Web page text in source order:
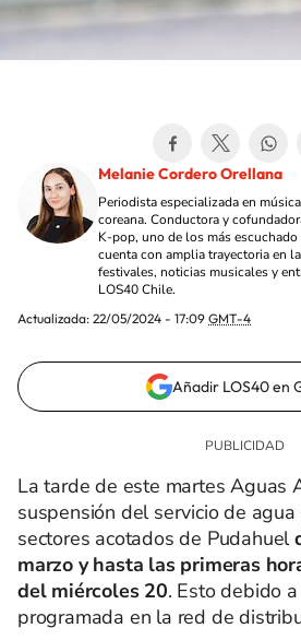
Melanie Cordero Orellana
Periodista especializada en
coreana. Conductora y
K-pop, uno de los más
cuenta con amplia trayectoria en
festivales, noticias musicales y
LOS40 Chile.
Actualizada: 22/05/2024 - 17:09 GMT-4
Añadir LOS40 en
La tarde de este martes Aguas
suspensión del servicio de
sectores acotados de Pudahuel
marzo y hasta las primeras
del miércoles 20. Esto debido
programada en la red de